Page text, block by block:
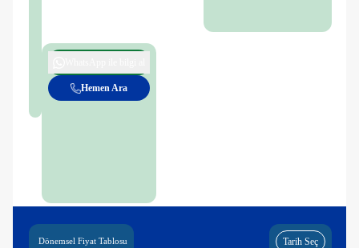
Hemen Ara
Dönemsel Fiyat Tablosu Tarih Seç